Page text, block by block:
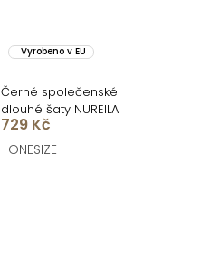
Vyrobeno v EU
Černé společenské
dlouhé šaty NUREILA
729 Kč
ONESIZE